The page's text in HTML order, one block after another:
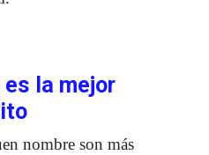
la mejor
nombre son más